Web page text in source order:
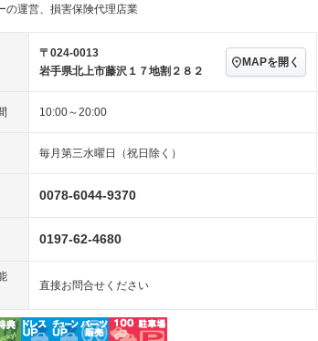
装備略号／用語解説
－ ポータブルナビ
スマートキー ローダウン
3列シート ベンチシート
オットマン
後席モニター
の運営、損害保険代理店業
〒024-0013
岩手県北上市藤沢１７地割２８２
MAPを開く
10:00～20:00
毎月第三水曜日（祝日除く）
0078-6044-9370
0197-62-4680
直接お問合せください